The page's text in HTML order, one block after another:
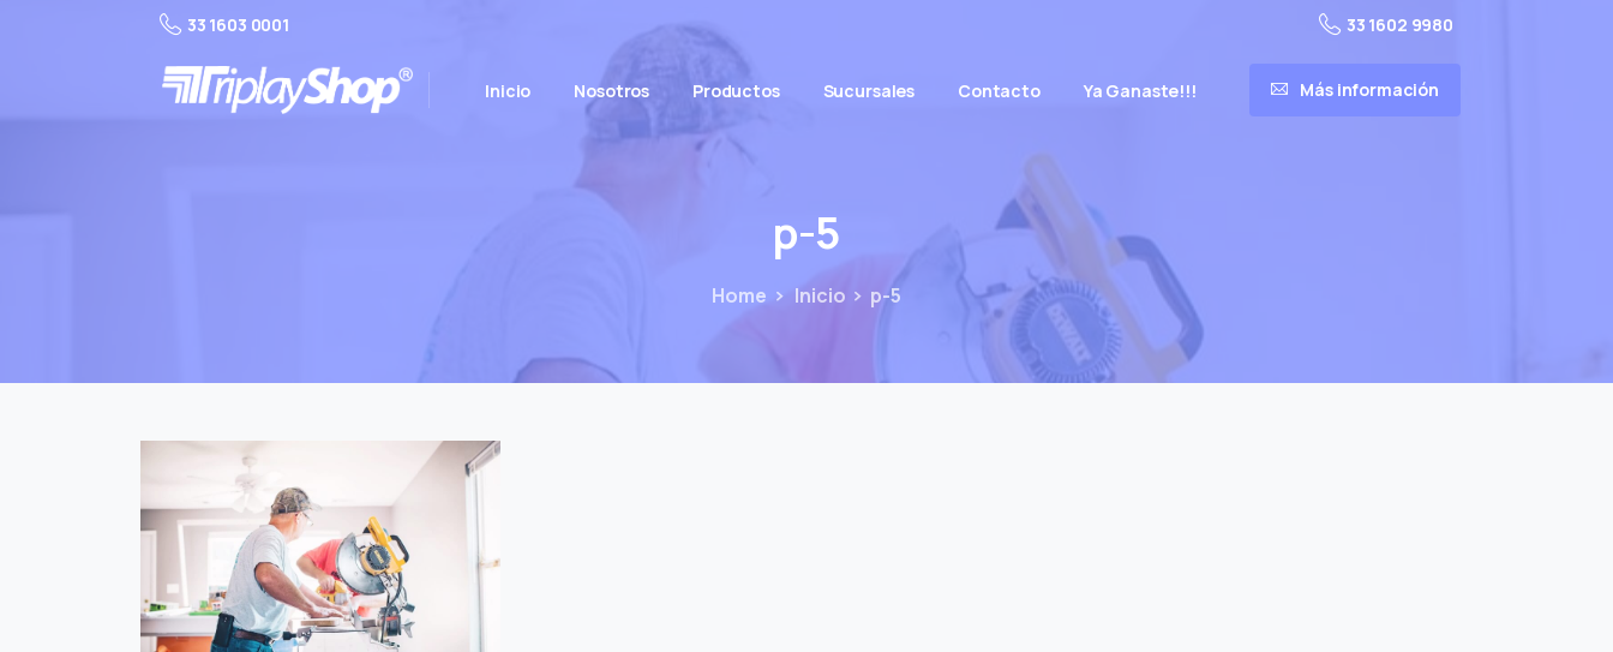
33 1603 0001 33 1602 9980
Inicio Nosotros Productos Sucursales Contacto Ya Ganaste!!! Más información
p-5
Home Inicio p-5